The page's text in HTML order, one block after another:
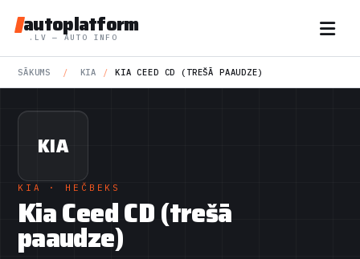
autoplatform
.LV — AUTO INFO
SĀKUMS / KIA / KIA CEED CD (TREŠĀ PAAUDZE)
KIA
KIA · HEČBEKS
Kia Ceed CD (trešā
paaudze)